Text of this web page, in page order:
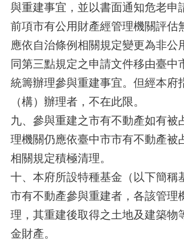
與重建事宜，並以書面通知危老申
前項市有公用財產經管理機關評估
應依自治條例相關規定變更為非公
同第三點規定之申請文件移由臺中
統籌辦理參與重建事宜。但經本府
（構）辦理者，不在此限。
九、參與重建之市有不動產如有被
理機關仍應依臺中市市有不動產被
相關規定積極清理。
十、本府所設特種基金（以下簡稱
市有不動產參與重建者，各該管理
理，其重建後取得之土地及建築物
金財產。